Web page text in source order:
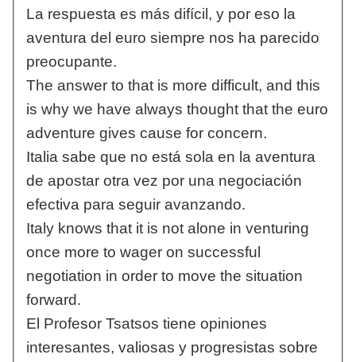
La respuesta es más difícil, y por eso la
aventura del euro siempre nos ha parecido
preocupante.
The answer to that is more difficult, and this
is why we have always thought that the euro
adventure gives cause for concern.
Italia sabe que no está sola en la aventura
de apostar otra vez por una negociación
efectiva para seguir avanzando.
Italy knows that it is not alone in venturing
once more to wager on successful
negotiation in order to move the situation
forward.
El Profesor Tsatsos tiene opiniones
interesantes, valiosas y progresistas sobre